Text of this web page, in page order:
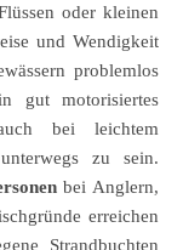
oder kleinen
und Wendigkeit
problemlos
gut motorisiertes
bei leichtem
zu sein.
bei Anglern,
erreichen
Strandbuchten